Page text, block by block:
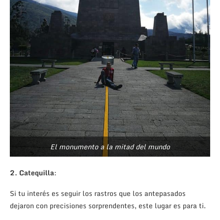
El monumento a la mitad del mundo
2. Catequilla:
Si tu interés es seguir los rastros que los antepasados
dejaron con precisiones sorprendentes, este lugar es para ti.